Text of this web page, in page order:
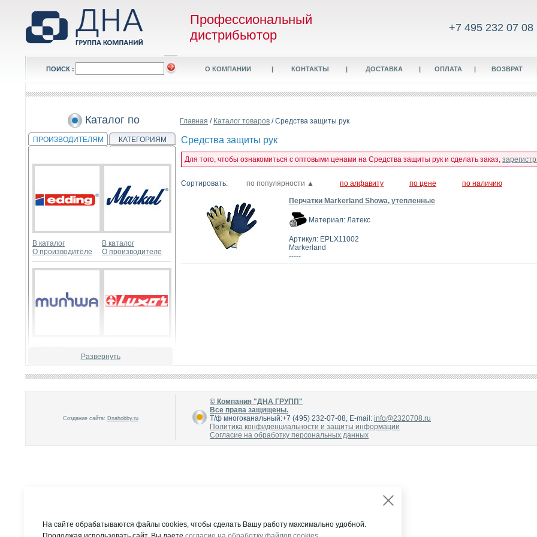
Профессиональный
дистрибьютор
+7 495 232 07 08
ПОИСК : О КОМПАНИИ | КОНТАКТЫ | ДОСТАВКА | ОПЛАТА | ВОЗВРАТ
Каталог по
ПРОИЗВОДИТЕЛЯМ КАТЕГОРИЯМ
В каталог
О производителе
В каталог
О производителе
О производителе
О производителе
Развернуть
Главная / Каталог товаров / Средства защиты рук
Средства защиты рук
Для того, чтобы ознакомиться с оптовыми ценами на Средства защиты рук и сделать заказ,
Сортировать: по популярности ▲ по алфавиту по цене по наличию
Перчатки Markerland Showa, утепленные
Материал: Латекс
Артикул: EPLX11002
Markerland
-----
Создание сайта: Dnahobby.ru
© Компания "ДНА ГРУПП"
Все права защищены.
Т/ф многоканальный:+7 (495) 232-07-08, E-mail: info@2320708.ru
Политика конфиденциальности и защиты информации
Согласие на обработку персональных данных
На сайте обрабатываются файлы cookies, чтобы сделать Вашу работу максимально удобной.